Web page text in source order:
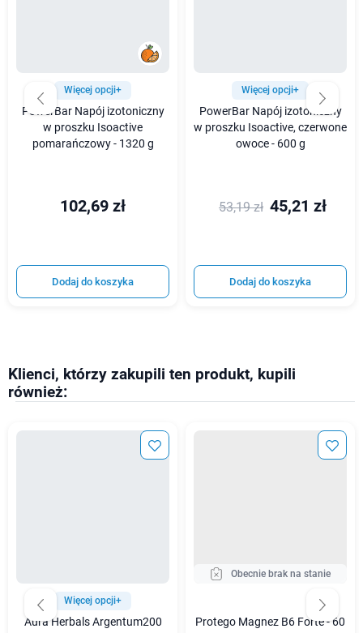
Więcej opcji+
PowerBar Napój izotoniczny
w proszku Isoactive
pomarańczowy - 1320 g
102,69 zł
Dodaj do koszyka
Więcej opcji+
PowerBar Napój izotoniczny
w proszku Isoactive, czerwone
owoce - 600 g
53,19 zł 45,21 zł
Dodaj do koszyka
Klienci, którzy zakupili ten produkt, kupili
również:
Więcej opcji+
Aura Herbals Argentum200
Obecnie brak na stanie
Protego Magnez B6 Forte - 60